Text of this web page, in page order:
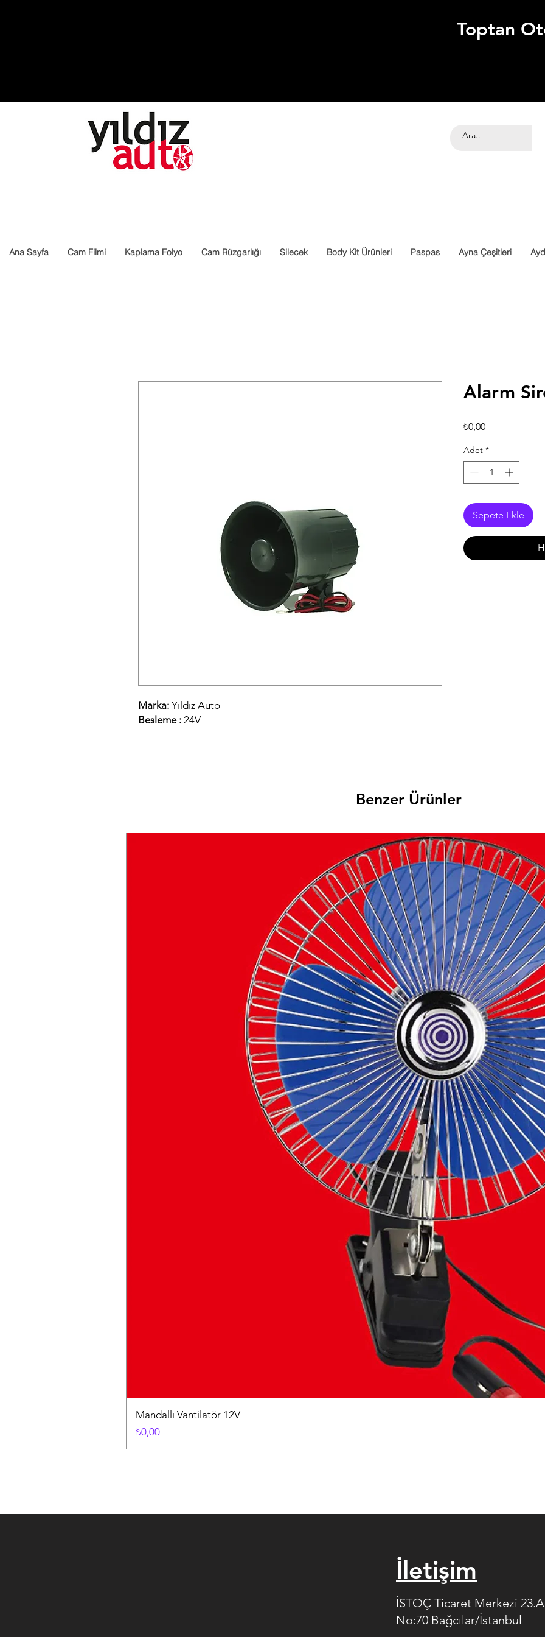
Toptan
Ana Sayfa Cam Filmi Kaplama Folyo Cam Rüzgarlığı Silecek Body Kit Ürünleri Paspas Ayna Çeşitleri
Marka: Yıldız Auto
Besleme : 24V
Alarm
₺0,00Fiyat
Adet *
Sepete Ekle
Benzer Ürünler
Mandallı Vantilatör 12V
Fiyat
₺0,00
İletişim
İSTOÇ Ticaret Merkezi
No:70 Bağcılar/İstanbul